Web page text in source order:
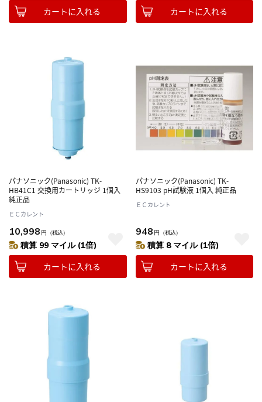
カートに入れる カートに入れる
パナソニック(Panasonic) TK-
HB41C1 交換用カートリッジ 1個入
純正品
ＥＣカレント
10,998 円 （税込）
積算 99 マイル (1倍)
カートに入れる
パナソニック(Panasonic) TK-
HS9103 pH試験液 1個入 純正品
ＥＣカレント
948 円 （税込）
積算 8 マイル (1倍)
カートに入れる